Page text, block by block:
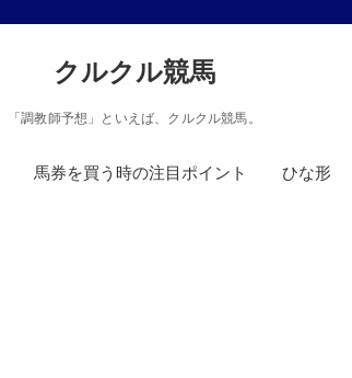
クルクル競馬
「調教師予想」といえば、クルクル競馬。
馬券を買う時の注目ポイント ひな形